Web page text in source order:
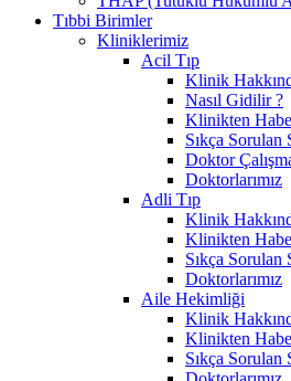
Tıbbi Birimler
Kliniklerimiz
Acil Tıp
Klinik
Nasıl Gidilir ?
Klinikten
Sıkça Sorulan
Doktor
Doktorlarımız
Adli Tıp
Klinik
Klinikten
Sıkça Sorulan
Doktorlarımız
Aile Hekimliği
Klinik
Klinikten
Sıkça Sorulan